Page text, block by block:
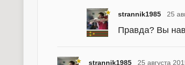
strannik1985 25
Правда? Вы
strannik1985 25 августа